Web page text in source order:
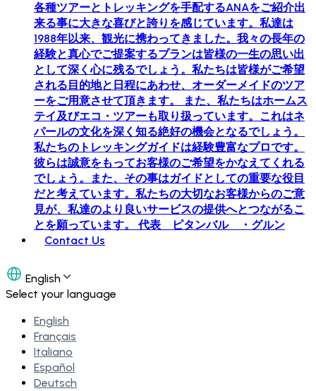
各種ツアーとトレッキングを手配するANAをご紹介出
来る事に大きな喜びと誇りを感じています。私達は
1988年以来、観光に携わってきました。我々の長年の
経験と真心でご提案するプランは皆様の一生の思い出
として深く心に残るでしょう。私たちは皆様がご希望
される目的地と日程にあわせ、オーダーメイドのツア
ーをご用意させて頂きます。 また、私たちはホームス
テイ及びエコ・ツアーも取り扱っています。これはネ
パールの文化を深く知る絶好の機会となるでしょう。
私たちのトレッキングガイドは経験豊富なプロです。
彼らは誠意をもってお客様のご希望をかなえてくれる
でしょう。また、その事はガイドとしての重要な役目
だと考えています。私たちの大切なお客様からのご意
見が、私達のより良いサービスの提供へとつながるこ
とを願っています。 代表 ピタンバル ・グルン
Contact Us
English
Select your language
English
Français
Italiano
Español
Deutsch